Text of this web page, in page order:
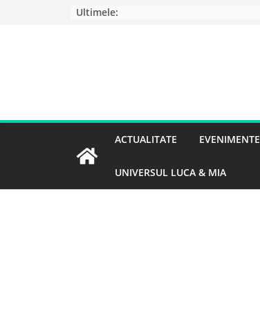
Ultimele:
ACTUALITATE EVENIMENTE
UNIVERSUL LUCA & MIA